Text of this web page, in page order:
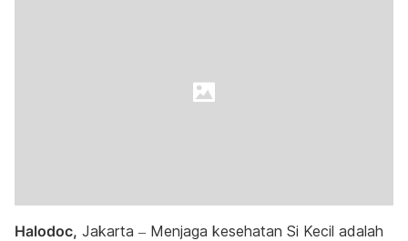
Halodoc, Jakarta – Menjaga kesehatan Si Kecil adalah